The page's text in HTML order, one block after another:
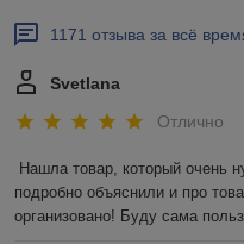
1171 отзыва за всё
Svetlana
Отлично
Нашла товар, который очень
подробно объяснили и про
организовано! Буду сама